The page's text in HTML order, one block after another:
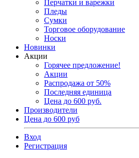
Перчатки и варежки
Пледы
Сумки
Торговое оборудование
Носки
Новинки
Акции
Горячее предложение!
Акции
Распродажа от 50%
Последняя единица
Цена до 600 руб.
Производители
Цена до 600 руб
Вход
Регистрация